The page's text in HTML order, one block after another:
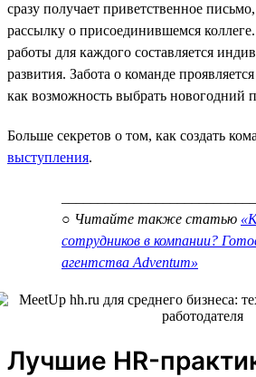
сразу получает приветственное
рассылку о присоединившемся
работы для каждого составляется
развития. Забота о команде
как возможность выбрать новогодний
Больше секретов о том, как создать
выступления.
○ Читайте также статью
сотрудников в компании?
агентства Adventum»
Лучшие HR-